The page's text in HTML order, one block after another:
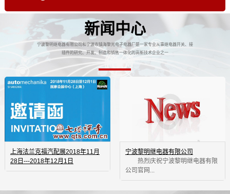
新闻中心
宁波黎明继电器有限公司和宁波市镇海黎光电子电器厂是一家专业从事继电器开关、接
插件的研究、开发、制造和销售一体化的高新技术企业之一
上海法兰克福汽配展2018年11月
28日---2018年12月1日
宁波黎明继电器有限公司
热烈庆祝宁波黎明继电器有限
公司官网...